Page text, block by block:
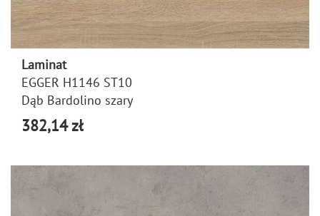
Laminat
EGGER H1146 ST10
Dąb Bardolino szary
382,14 zł